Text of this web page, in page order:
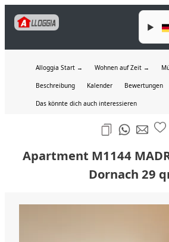
Alloggia Start → Wohnen auf Zeit →
Beschreibung Kalender Bewertungen
Das könnte dich auch interessieren
Apartment M1144
Dornach 29